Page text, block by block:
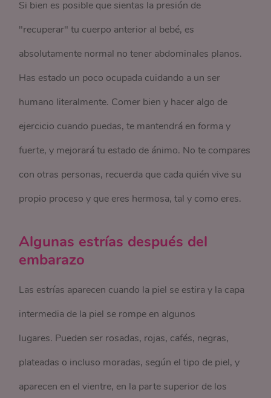
Si bien es posible que sientas la presión de
"recuperar" tu cuerpo anterior al bebé, es
absolutamente normal no tener abdominales planos.
Has estado un poco ocupada cuidando a un ser
humano literalmente. Comer bien y hacer algo de
ejercicio cuando puedas, te mantendrá en forma y
fuerte, y mejorará tu estado de ánimo. No te compares
con otras personas, recuerda que cada quién vive su
propio proceso y que eres hermosa, tal y como eres.
Algunas estrías después del
embarazo
Las estrías aparecen cuando la piel se estira y la capa
intermedia de la piel se rompe en algunos
lugares. Pueden ser rosadas, rojas, cafés, negras,
plateadas o incluso moradas, según el tipo de piel, y
aparecen en el vientre, en la parte superior de los